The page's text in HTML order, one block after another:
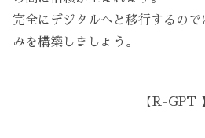
完全にデジタルへと移行するので
みを構築しましょう。
【R-GPT